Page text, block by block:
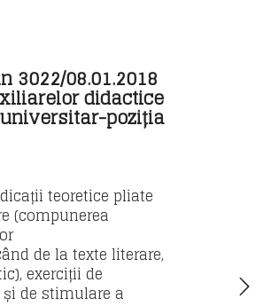
3022/08.01.2018
didactice
poziția
teoretice pliate
(compunerea
de la texte literare,
exerciții de
de stimulare a